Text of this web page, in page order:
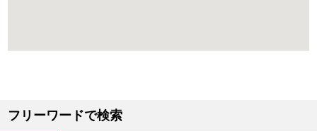
フリーワードで検索